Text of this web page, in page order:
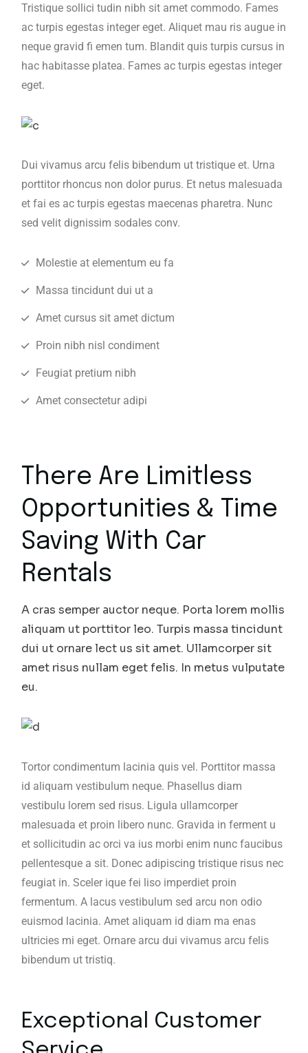
Tristique sollici tudin nibh sit amet commodo. Fames
ac turpis egestas integer eget. Aliquet mau ris augue in
neque gravid fi emen tum. Blandit quis turpis cursus in
hac habitasse platea. Fames ac turpis egestas integer
eget.
Dui vivamus arcu felis bibendum ut tristique et. Urna
porttitor rhoncus non dolor purus. Et netus malesuada
et fai es ac turpis egestas maecenas pharetra. Nunc
sed velit dignissim sodales conv.
Molestie at elementum eu fa
Massa tincidunt dui ut a
Amet cursus sit amet dictum
Proin nibh nisl condiment
Feugiat pretium nibh
Amet consectetur adipi
There Are Limitless
Opportunities & Time
Saving With Car
Rentals
A cras semper auctor neque. Porta lorem mollis
aliquam ut porttitor leo. Turpis massa tincidunt
dui ut ornare lect us sit amet. Ullamcorper sit
amet risus nullam eget felis. In metus vulputate
eu.
Tortor condimentum lacinia quis vel. Porttitor massa
id aliquam vestibulum neque. Phasellus diam
vestibulu lorem sed risus. Ligula ullamcorper
malesuada et proin libero nunc. Gravida in ferment u
et sollicitudin ac orci va ius morbi enim nunc faucibus
pellentesque a sit. Donec adipiscing tristique risus nec
feugiat in. Sceler ique fei liso imperdiet proin
fermentum. A lacus vestibulum sed arcu non odio
euismod lacinia. Amet aliquam id diam ma enas
ultricies mi eget. Ornare arcu dui vivamus arcu felis
bibendum ut tristiq.
Exceptional Customer